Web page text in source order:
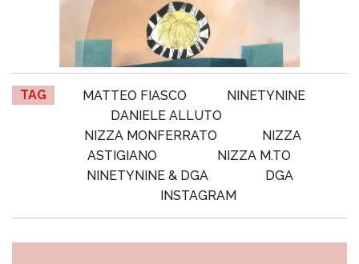
TAG MATTEO FIASCO
NINETYNINE
DANIELE ALLUTO
NIZZA MONFERRATO
NIZZA
ASTIGIANO
NIZZA M.TO
NINETYNINE & DGA
DGA
INSTAGRAM